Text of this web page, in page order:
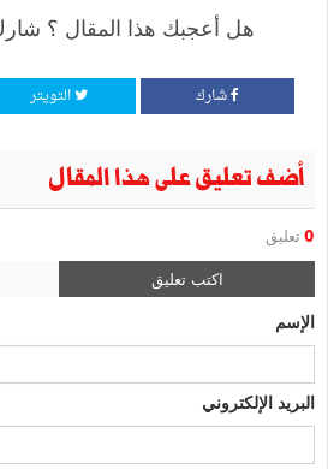
هل أعجبك هذا المقال ؟
شارك التويتر
أضف تعليق على هذا المقال
0 تعليق
اكتب تعليق
الإسم
البريد الإلكتروني